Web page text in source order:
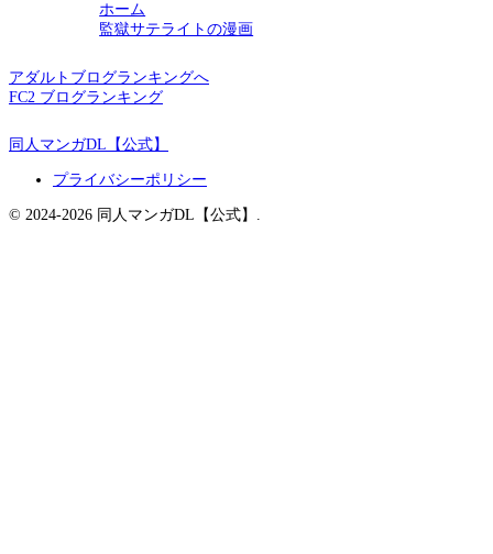
ホーム
監獄サテライトの漫画
アダルトブログランキングへ
FC2 ブログランキング
同人マンガDL【公式】
プライバシーポリシー
© 2024-2026 同人マンガDL【公式】.